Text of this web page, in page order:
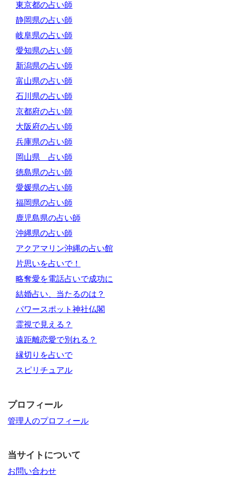
東京都の占い師
静岡県の占い師
岐阜県の占い師
愛知県の占い師
新潟県の占い師
富山県の占い師
石川県の占い師
京都府の占い師
大阪府の占い師
兵庫県の占い師
岡山県 占い師
徳島県の占い師
愛媛県の占い師
福岡県の占い師
鹿児島県の占い師
沖縄県の占い師
アクアマリン沖縄の占い館
片思いを占いで！
略奪愛を電話占いで成功に
結婚占い、当たるのは？
パワースポット神社仏閣
霊視で見える？
遠距離恋愛で別れる？
縁切りを占いで
スピリチュアル
プロフィール
管理人のプロフィール
当サイトについて
お問い合わせ